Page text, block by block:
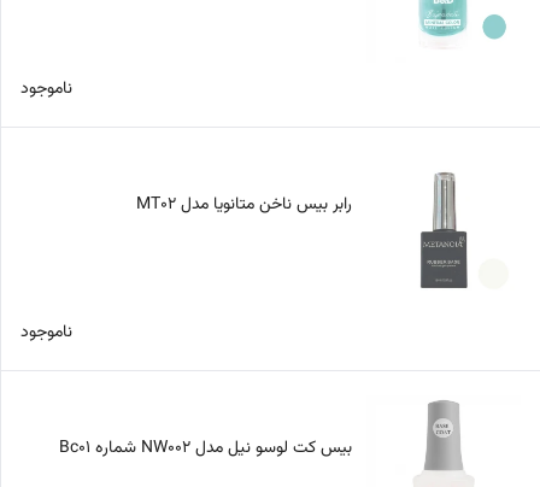
ناموجود
رابر بیس ناخن متانویا مدل MT02
ناموجود
بیس کت لوسو نیل مدل NW002 شماره Bc01